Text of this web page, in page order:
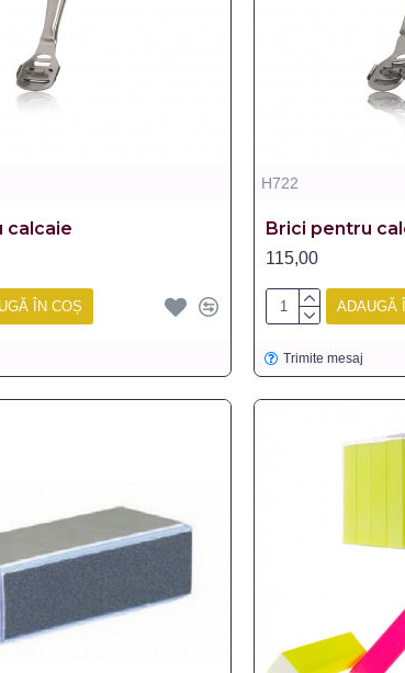
calcaie
ÎN COȘ
H722
Brici pentru
115,00
ADAUGĂ
Trimite mesaj